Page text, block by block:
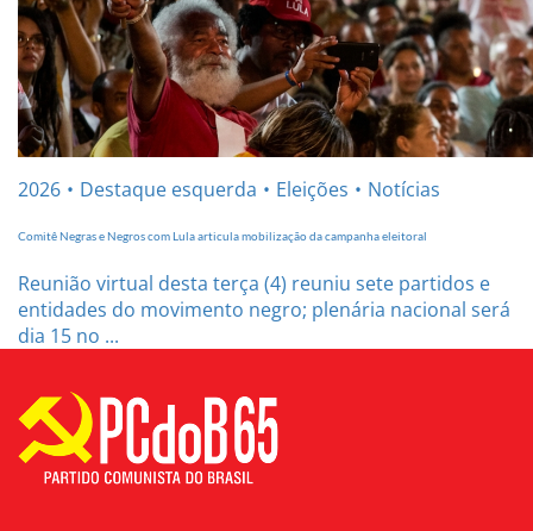
2026 Destaque esquerda Eleições Notícias
Comitê Negras e Negros com Lula articula mobilização da campanha eleitoral
Reunião virtual desta terça (4) reuniu sete partidos e
entidades do movimento negro; plenária nacional será
dia 15 no ...